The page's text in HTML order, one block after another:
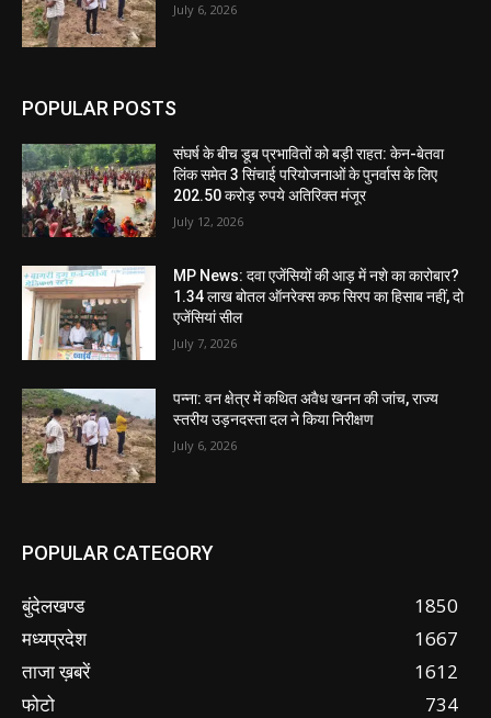
July 6, 2026
POPULAR POSTS
संघर्ष के बीच डूब प्रभावितों को बड़ी राहत: केन-बेतवा
लिंक समेत 3 सिंचाई परियोजनाओं के पुनर्वास के लिए
202.50 करोड़ रुपये अतिरिक्त मंजूर
July 12, 2026
MP News: दवा एजेंसियों की आड़ में नशे का कारोबार?
1.34 लाख बोतल ऑनरेक्स कफ सिरप का हिसाब नहीं, दो
एजेंसियां सील
July 7, 2026
पन्ना: वन क्षेत्र में कथित अवैध खनन की जांच, राज्य
स्तरीय उड़नदस्ता दल ने किया निरीक्षण
July 6, 2026
POPULAR CATEGORY
बुंदेलखण्ड
1850
मध्यप्रदेश
1667
ताजा ख़बरें
1612
फोटो
734